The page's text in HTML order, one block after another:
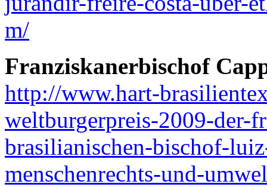
m/
Franziskanerbischof
http://www.hart-
weltburgerpreis-2009-der-
brasilianischen-bischof-
menschenrechts-und-